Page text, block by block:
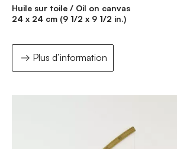
Huile sur toile / Oil on canvas
24 x 24 cm (9 1/2 x 9 1/2 in.)
Plus d’information